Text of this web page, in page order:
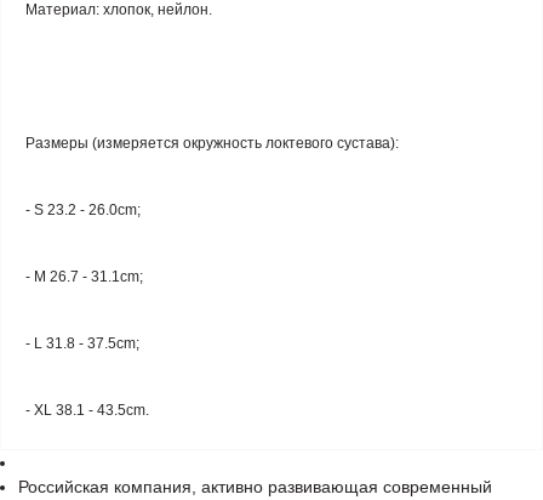
Материал: хлопок, нейлон.
Размеры (измеряется окружность локтевого сустава):
- S 23.2 - 26.0cm;
- M 26.7 - 31.1cm;
- L 31.8 - 37.5cm;
- XL 38.1 - 43.5cm.
Российская компания, активно развивающая современный